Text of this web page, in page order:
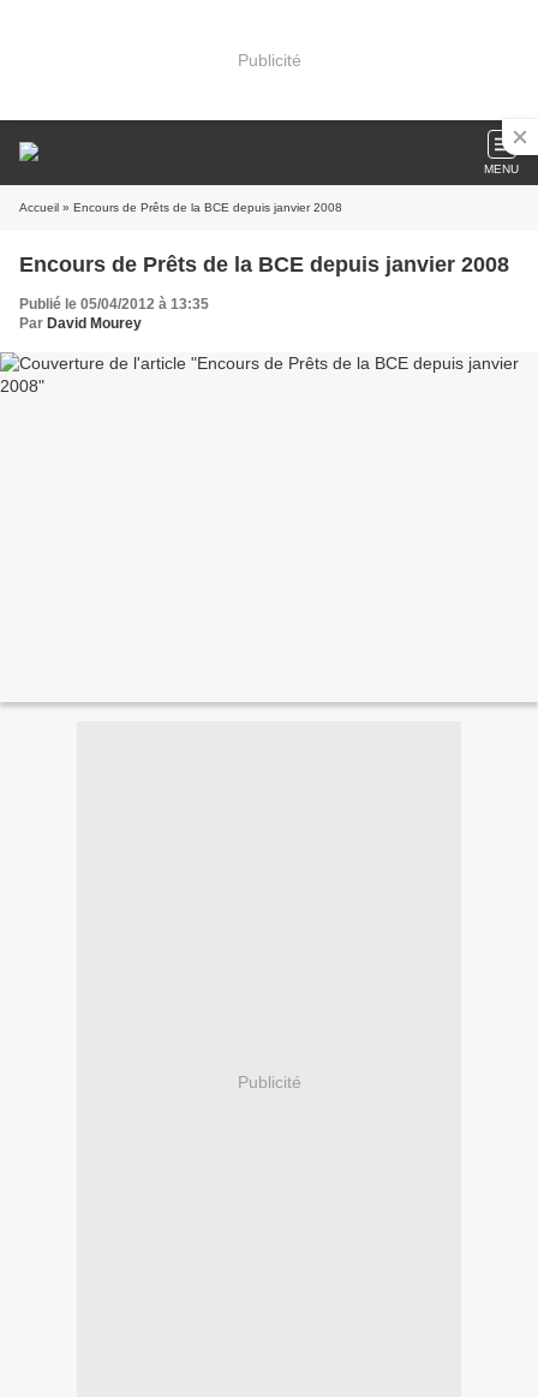
Publicité
MENU
Accueil » Encours de Prêts de la BCE depuis janvier 2008
Encours de Prêts de la BCE depuis janvier 2008
Publié le 05/04/2012 à 13:35
Par David Mourey
Publicité